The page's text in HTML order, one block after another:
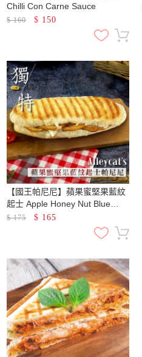
Chilli Con Carne Sauce
$160 $ 150
【國王帕尼尼】蘋果蜜堅果藍紋
起士 Apple Honey Nut Blue
Cheese
$175 $ 165